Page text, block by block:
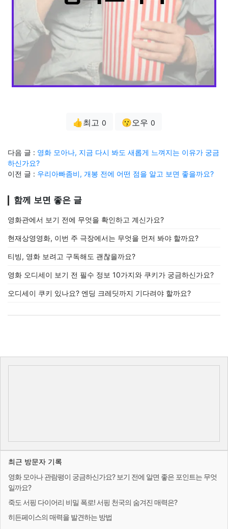
👍최고 0 😗오우 0
다음 글 : 영화 모아나, 지금 다시 봐도 새롭게 느껴지는 이유가 궁금
하신가요?
이전 글 : 우리아빠좀비, 개봉 전에 어떤 점을 알고 보면 좋을까요?
함께 보면 좋은 글
영화관에서 보기 전에 무엇을 확인하고 계신가요?
현재상영영화, 이번 주 극장에서는 무엇을 먼저 봐야 할까요?
티빙, 영화 보려고 구독해도 괜찮을까요?
영화 오디세이 보기 전 필수 정보 10가지와 쿠키가 궁금하신가요?
오디세이 쿠키 있나요? 엔딩 크레딧까지 기다려야 할까요?
최근 방문자 기록
영화 모아나 관람평이 궁금하신가요? 보기 전에 알면 좋은 포인트는 무엇
일까요?
죽도 서핑 다이어리 비밀 폭로! 서핑 천국의 숨겨진 매력은?
히든페이스의 매력을 발견하는 방법